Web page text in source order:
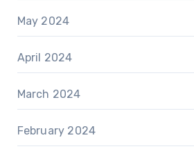
May 2024
April 2024
March 2024
February 2024